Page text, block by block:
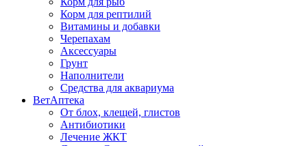
Корм для рептилий
Витамины и добавки
Черепахам
Аксессуары
Грунт
Наполнители
Средства для аквариума
ВетАптека
От блох, клещей, глистов
Антибиотики
Лечение ЖКТ